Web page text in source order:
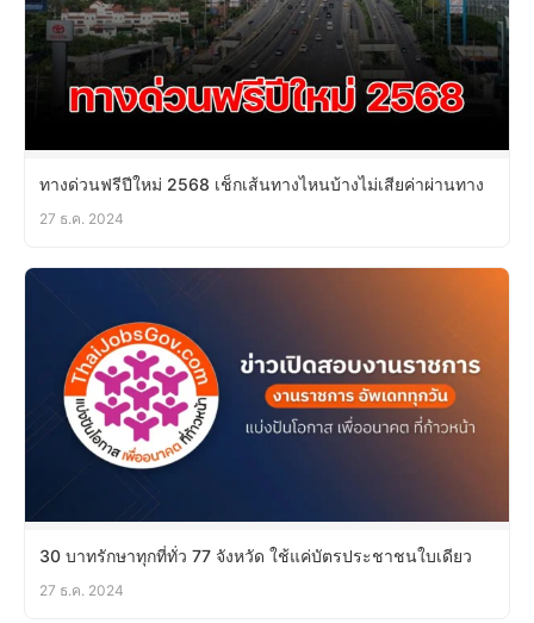
ทางด่วนฟรีปีใหม่ 2568 เช็กเส้นทางไหนบ้างไม่เสียค่าผ่านทาง
27 ธ.ค. 2024
30 บาทรักษาทุกที่ทั่ว 77 จังหวัด ใช้แค่บัตรประชาชนใบเดียว
27 ธ.ค. 2024